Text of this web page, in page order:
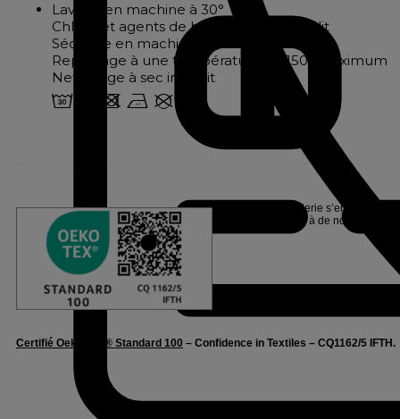
Lavage en machine à 30°
Chlore et agents de blanchiment interdit
Séchage en machine interdit
Repassage à une température de 150° maximum
Nettoyage à sec interdit
w o d b U
Linvosges Hôtellerie s’engage
Oeko-Tex®, suite à de nombreux
Certifié Oeko-Tex® Standard 100 – Confidence in Textiles – CQ1162/5 IFTH.